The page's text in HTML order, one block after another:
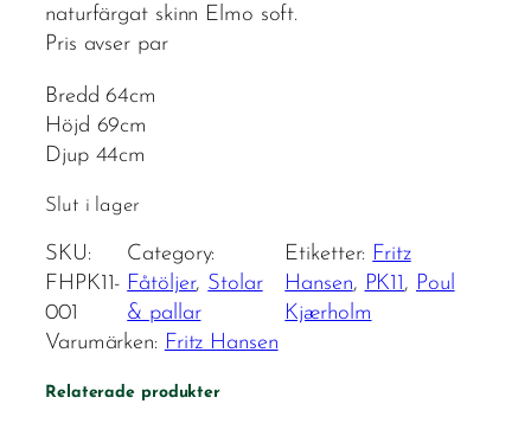
naturfärgat skinn Elmo soft.
Pris avser par
Bredd 64cm
Höjd 69cm
Djup 44cm
Slut i lager
SKU:
FHPK11-
001
Category:
Fåtöljer, Stolar
& pallar
Etiketter: Fritz
Hansen, PK11, Poul
Kjærholm
Varumärken: Fritz Hansen
Relaterade produkter